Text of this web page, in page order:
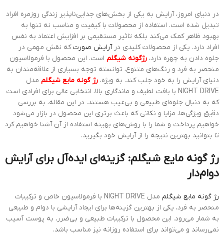
در دنیای امروز، آرایش به یکی از بخش‌های جدایی‌ناپذیر زندگی روزمره افراد
تبدیل شده است. استفاده از محصولات با کیفیت و مناسب نه تنها به
بهبود ظاهر کمک می‌کند بلکه تاثیر مستقیمی بر افزایش اعتماد به نفس
افراد دارد. یکی از محصولات کلیدی درآرایش صورتکه نقش مهمی در
جلوه دادن به چهره دارد، رژگونه شیگلم است. این محصول با فرمولاسیون
منحصر به فرد و رنگ‌های متنوع، توانسته توجه بسیاری از علاقه‌مندان به
دنیای آرایش را به خود جلب کند. به ویژه، رژ گونه مایع شیگلم مدل
NIGHT DRIVE با بافت لطیف و ماندگاری بالا، انتخابی عالی برای افرادی است
که به دنبال جلوه‌ای طبیعی و بی‌عیب هستند. در این مقاله، به بررسی
دقیق ویژگی‌ها، مزایا و نکاتی که باعث برتری این محصول در بازار می‌شود
خواهیم پرداخت و شما را با روش‌های بهینه استفاده از آن آشنا خواهیم کرد
تا بتوانید بهترین نتیجه را از آرایش خود بگیرید.
رژ گونه مایع شیگلم: گزینه‌ای ایده‌آل برای آرایش
دوام‌دار
رژ گونه مایع شیگلم
مدل NIGHT DRIVE با فرمولاسیون خاص و ترکیبات
منحصر به فرد، یکی از بهترین گزینه‌ها برای ایجاد آرایشی با دوام و طبیعی
به شمار می‌رود. این محصول با ترکیبات طبیعی و بی‌ضرر، به پوست آسیب
نمی‌رساند و می‌تواند برای استفاده روزانه نیز مناسب باشد.